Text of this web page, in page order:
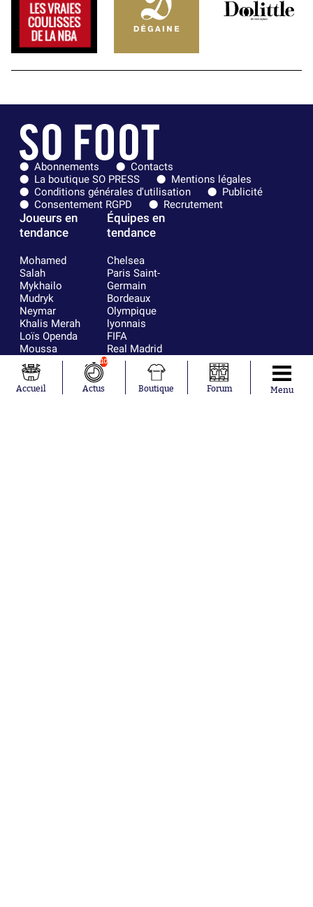
Abonnements
Contacts
La boutique SO PRESS
Mentions légales
Conditions générales d'utilisation
Publicité
Consentement RGPD
Recrutement
Joueurs en
tendance
Mohamed
Salah
Mykhailo
Mudryk
Neymar
Khalis Merah
Loïs Openda
Moussa
Niakhaté
Nicolás
Tagliafico
Équipes en
tendance
Chelsea
Paris Saint-
Germain
Bordeaux
Olympique
lyonnais
FIFA
Real Madrid
RC Strasbourg
AC Milan
Accueil
10
Actus Boutique Forum Menu